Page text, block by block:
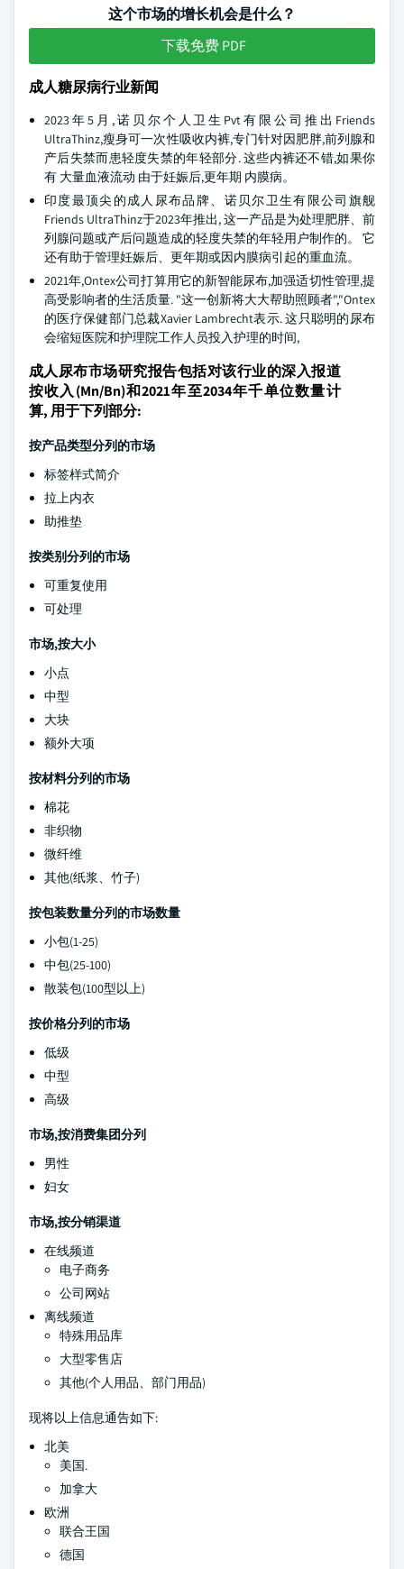
这个市场的增长机会是什么？
下载免费 PDF
成人糖尿病行业新闻
2023年5月,诺贝尔个人卫生Pvt有限公司推出Friends
UltraThinz,瘦身可一次性吸收内裤,专门针对因肥胖,前列腺和
产后失禁而患轻度失禁的年轻部分. 这些内裤还不错,如果你
有 大量血液流动 由于妊娠后,更年期 内膜病。
印度最顶尖的成人尿布品牌、诺贝尔卫生有限公司旗舰
Friends UltraThinz于2023年推出, 这一产品是为处理肥胖、前
列腺问题或产后问题造成的轻度失禁的年轻用户制作的。 它
还有助于管理妊娠后、更年期或因内膜病引起的重血流。
2021年,Ontex公司打算用它的新智能尿布,加强适切性管理,提
高受影响者的生活质量. "这一创新将大大帮助照顾者","Ontex
的医疗保健部门总裁Xavier Lambrecht表示. 这只聪明的尿布
会缩短医院和护理院工作人员投入护理的时间,
成人尿布市场研究报告包括对该行业的深入报道
按收入(Mn/Bn)和2021年至2034年千单位数量计
算, 用于下列部分:
按产品类型分列的市场
标签样式简介
拉上内衣
助推垫
按类别分列的市场
可重复使用
可处理
市场,按大小
小点
中型
大块
额外大项
按材料分列的市场
棉花
非织物
微纤维
其他(纸浆、竹子)
按包装数量分列的市场数量
小包(1-25)
中包(25-100)
散装包(100型以上)
按价格分列的市场
低级
中型
高级
市场,按消费集团分列
男性
妇女
市场,按分销渠道
在线频道
电子商务
公司网站
离线频道
特殊用品库
大型零售店
其他(个人用品、部门用品)
现将以上信息通告如下:
北美
美国.
加拿大
欧洲
联合王国
德国